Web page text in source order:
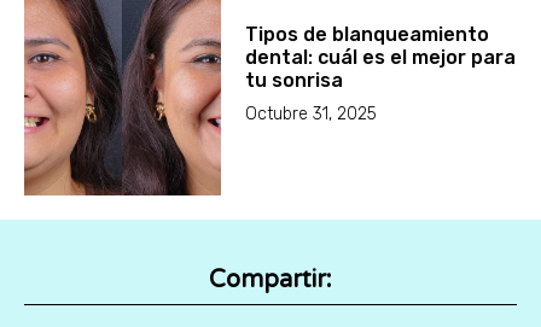
Tipos de blanqueamiento
dental: cuál es el mejor para
tu sonrisa
Octubre 31, 2025
Compartir: